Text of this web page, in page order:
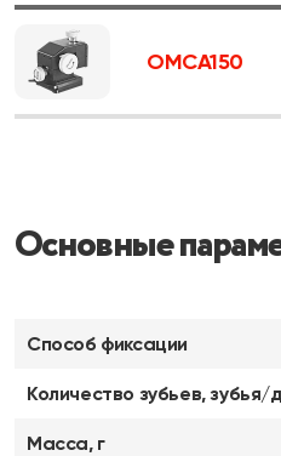
OMCA150
Основные
Способ фиксации
Количество зубьев,
Масса, г